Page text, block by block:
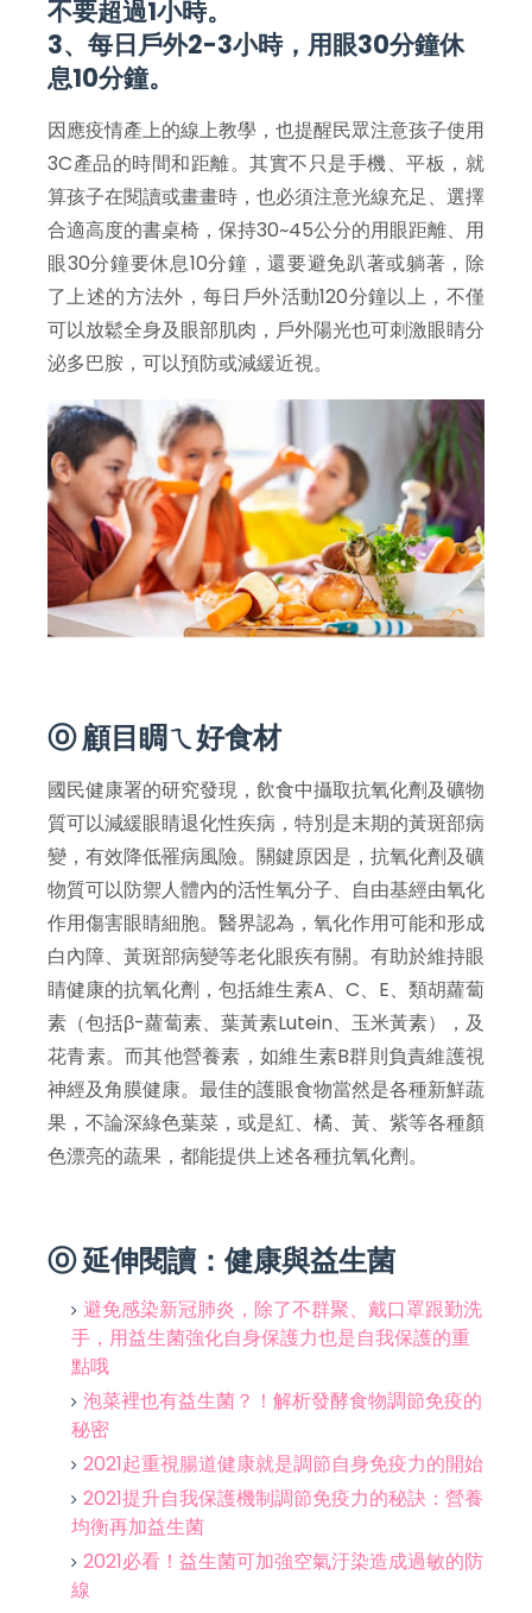
不要超過1小時。
3、每日戶外2-3小時，用眼30分鐘休
息10分鐘。
因應疫情產上的線上教學，也提醒民眾注意孩子使用
3C產品的時間和距離。其實不只是手機、平板，就
算孩子在閱讀或畫畫時，也必須注意光線充足、選擇
合適高度的書桌椅，保持30~45公分的用眼距離、用
眼30分鐘要休息10分鐘，還要避免趴著或躺著，除
了上述的方法外，每日戶外活動120分鐘以上，不僅
可以放鬆全身及眼部肌肉，戶外陽光也可刺激眼睛分
泌多巴胺，可以預防或減緩近視。
ⓞ 顧目睭ㄟ好食材
國民健康署的研究發現，飲食中攝取抗氧化劑及礦物
質可以減緩眼睛退化性疾病，特別是末期的黃斑部病
變，有效降低罹病風險。關鍵原因是，抗氧化劑及礦
物質可以防禦人體內的活性氧分子、自由基經由氧化
作用傷害眼睛細胞。醫界認為，氧化作用可能和形成
白內障、黃斑部病變等老化眼疾有關。有助於維持眼
睛健康的抗氧化劑，包括維生素A、C、E、類胡蘿蔔
素（包括β-蘿蔔素、葉黃素Lutein、玉米黃素），及
花青素。而其他營養素，如維生素B群則負責維護視
神經及角膜健康。最佳的護眼食物當然是各種新鮮蔬
果，不論深綠色葉菜，或是紅、橘、黃、紫等各種顏
色漂亮的蔬果，都能提供上述各種抗氧化劑。
ⓞ 延伸閱讀：健康與益生菌
避免感染新冠肺炎，除了不群聚、戴口罩跟勤洗
手，用益生菌強化自身保護力也是自我保護的重
點哦
泡菜裡也有益生菌？！解析發酵食物調節免疫的
秘密
2021起重視腸道健康就是調節自身免疫力的開始
2021提升自我保護機制調節免疫力的秘訣：營養
均衡再加益生菌
2021必看！益生菌可加強空氣汙染造成過敏的防
線